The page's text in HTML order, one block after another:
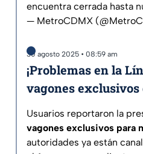
encuentra cerrada hasta
— MetroCDMX
30 agosto 2025 • 08:59 am
¡Problemas en la
vagones exclusivos
Usuarios reportaron la
vagones exclusivos para
autoridades ya están